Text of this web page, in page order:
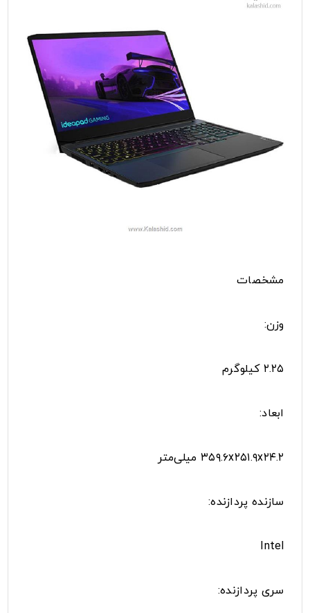
مشخصات
وزن:
۲.۲۵ کیلوگرم
ابعاد:
۳۵۹.۶x۲۵۱.۹x۲۴.۲ میلی‌متر
سازنده پردازنده:
Intel
سری پردازنده: